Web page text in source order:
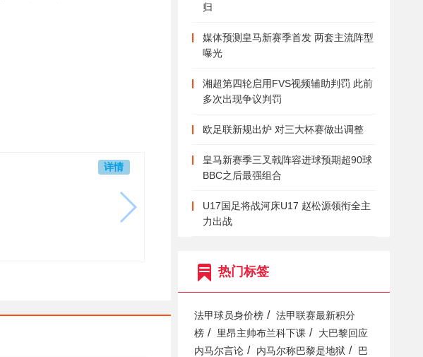
详情
归
媒体预测皇马新赛季首发 两套主流阵型
曝光
湘超第四轮启用FVS视频辅助判罚 此前
多次出现争议判罚
欧足联新规出炉 对三大杯赛做出调整
皇马新赛季三叉戟阵容进球预期超90球
BBC之后最强组合
U17国足将战河床U17 赵松源领衔全主
力出战
热门标签
法甲球员身价榜 /
法甲联赛最新积分
榜 / 里昂主帅布兰科下课 /
大巴黎回应
内马尔言论 / 内马尔称巴黎是地狱 /
巴